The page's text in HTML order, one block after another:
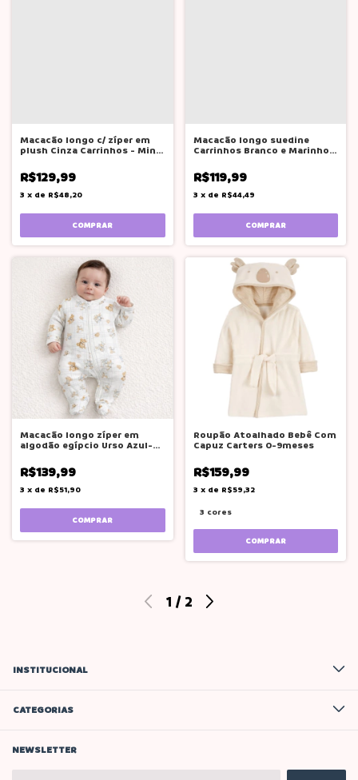
Macacão longo c/ zíper em
plush Cinza Carrinhos - Mini
R$129,99
3 x de R$48,20
COMPRAR
Macacão longo suedine
Carrinhos Branco e Marinho-
R$119,99
3 x de R$44,49
COMPRAR
Macacão longo zíper em
algodão egípcio Urso Azul-
R$139,99
3 x de R$51,90
COMPRAR
Roupão Atoalhado Bebê Com
Capuz Carters 0-9meses
R$159,99
3 x de R$59,32
3 cores
COMPRAR
1 / 2
INSTITUCIONAL
CATEGORIAS
NEWSLETTER